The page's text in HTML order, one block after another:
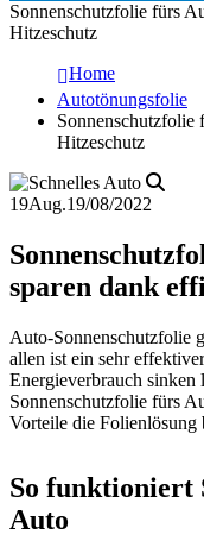
Sonnenschutzfolie fürs
Hitzeschutz
Home
Autotönungsfolie
Sonnenschutzfolie
Hitzeschutz
19Aug.19/08/2022
sparen dank
Auto-Sonnenschutzfolie
allen ist ein sehr
Energieverbrauch sinken
Sonnenschutzfolie fürs
Vorteile die Folienlösung
So funktioniert
Auto